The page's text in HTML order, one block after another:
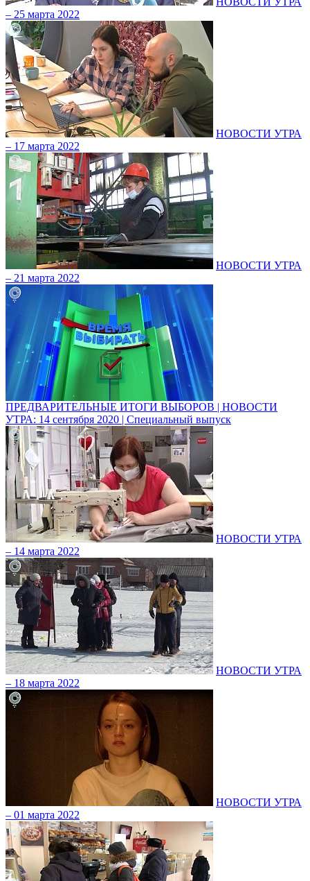
– 25 марта 2022
НОВОСТИ УТРА
– 17 марта 2022
НОВОСТИ УТРА
– 21 марта 2022
ПРЕДВАРИТЕЛЬНЫЕ ИТОГИ ВЫБОРОВ | НОВОСТИ
УТРА: 14 сентября 2020 | Специальный выпуск
НОВОСТИ УТРА
– 14 марта 2022
НОВОСТИ УТРА
– 18 марта 2022
НОВОСТИ УТРА
– 01 марта 2022